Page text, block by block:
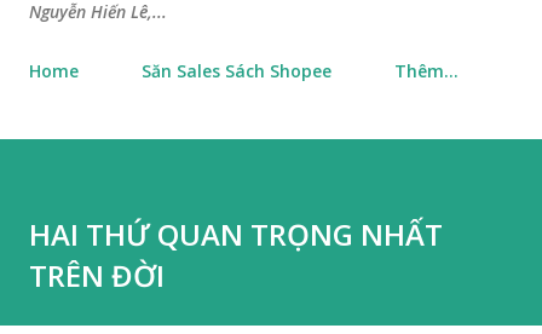
Nguyễn Hiến Lê,...
Home Săn Sales Sách Shopee Thêm…
HAI THỨ QUAN TRỌNG NHẤT
TRÊN ĐỜI